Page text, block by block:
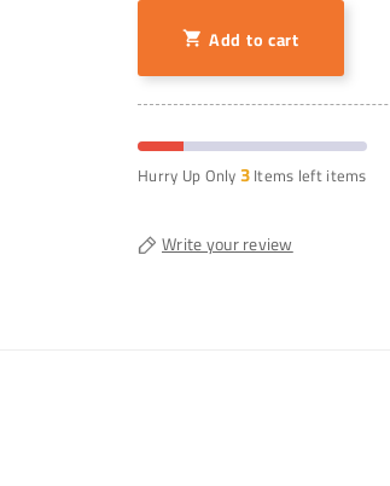
 Add to cart
Hurry Up Only3Items left items
Write your review